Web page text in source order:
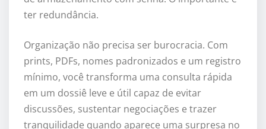
ter redundância.
Organização não precisa ser burocracia. Com
prints, PDFs, nomes padronizados e um registro
mínimo, você transforma uma consulta rápida
em um dossiê leve e útil capaz de evitar
discussões, sustentar negociações e trazer
tranquilidade quando aparece uma surpresa no